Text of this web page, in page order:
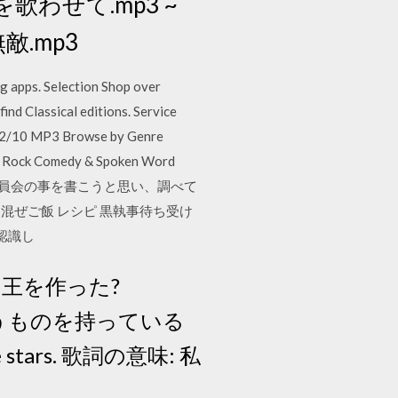
.mp3
apps. Selection Shop over
Classical editions. Service
10 MP3 Browse by Genre
Comedy & Spoken Word
会の事を書こうと思い、調べて
ぜご飯 レシピ 黒執事待ち受け
識し
を作った?
ものを持っている
歌詞の意味: 私